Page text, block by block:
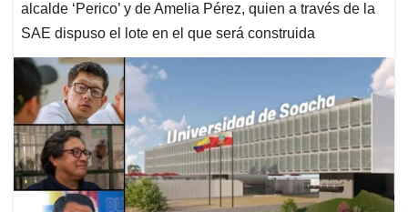
alcalde ‘Perico’ y de Amelia Pérez, quien a través de la
SAE dispuso el lote en el que será construida